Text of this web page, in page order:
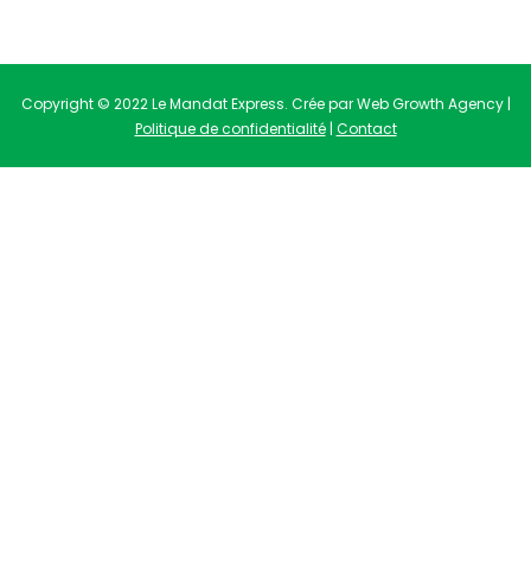
Copyright © 2022 Le Mandat Express. Crée par Web Growth Agency |
Politique de confidentialité| Contact